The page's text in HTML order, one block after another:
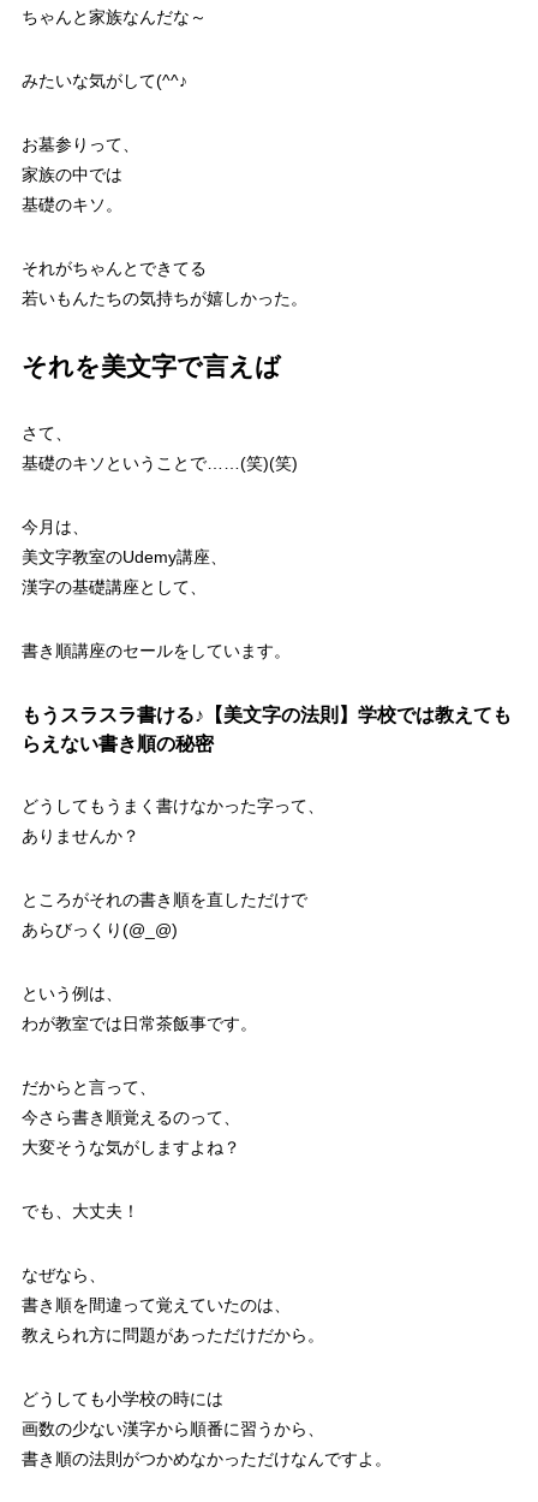
ちゃんと家族なんだな～
みたいな気がして(^^♪
お墓参りって、
家族の中では
基礎のキソ。
それがちゃんとできてる
若いもんたちの気持ちが嬉しかった。
それを美文字で言えば
さて、
基礎のキソということで……(笑)(笑)
今月は、
美文字教室のUdemy講座、
漢字の基礎講座として、
書き順講座のセールをしています。
もうスラスラ書ける♪【美文字の法則】学校では教えても
らえない書き順の秘密
どうしてもうまく書けなかった字って、
ありませんか？
ところがそれの書き順を直しただけで
あらびっくり(@_@)
という例は、
わが教室では日常茶飯事です。
だからと言って、
今さら書き順覚えるのって、
大変そうな気がしますよね？
でも、大丈夫！
なぜなら、
書き順を間違って覚えていたのは、
教えられ方に問題があっただけだから。
どうしても小学校の時には
画数の少ない漢字から順番に習うから、
書き順の法則がつかめなかっただけなんですよ。